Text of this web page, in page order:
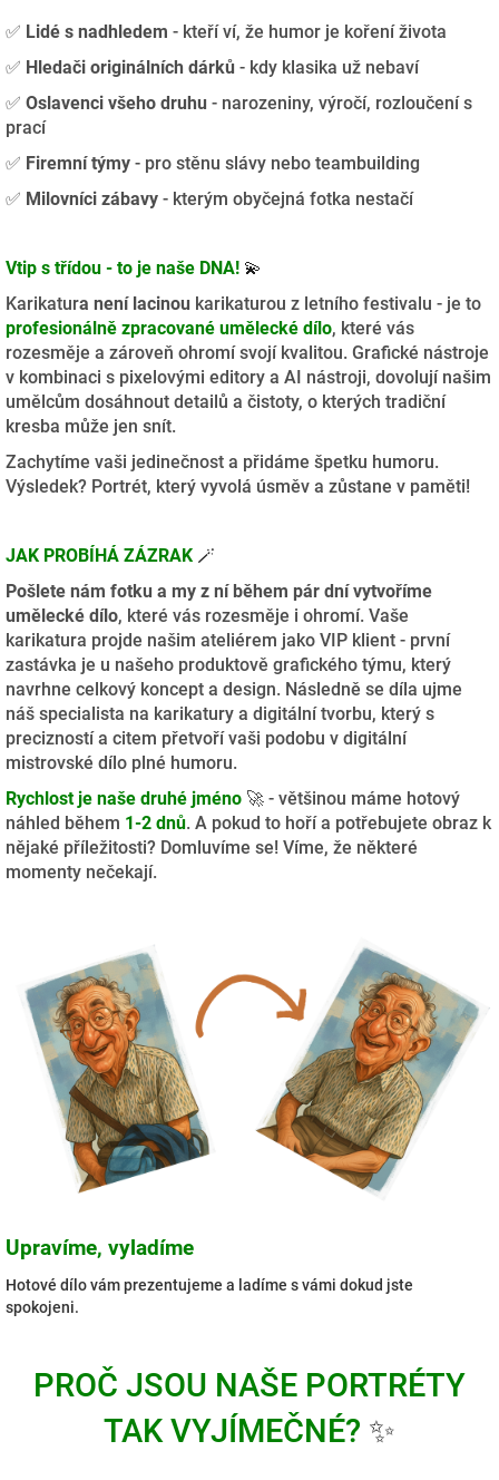
✅ Lidé s nadhledem - kteří ví, že humor je koření života
✅ Hledači originálních dárků - kdy klasika už nebaví
✅ Oslavenci všeho druhu - narozeniny, výročí, rozloučení s
prací
✅ Firemní týmy - pro stěnu slávy nebo teambuilding
✅ Milovníci zábavy - kterým obyčejná fotka nestačí
Vtip s třídou - to je naše DNA! 💫
Karikatura není lacinou karikaturou z letního festivalu - je to
profesionálně zpracované umělecké dílo, které vás
rozesměje a zároveň ohromí svojí kvalitou. Grafické nástroje
v kombinaci s pixelovými editory a AI nástroji, dovolují našim
umělcům dosáhnout detailů a čistoty, o kterých tradiční
kresba může jen snít.
Zachytíme vaši jedinečnost a přidáme špetku humoru.
Výsledek? Portrét, který vyvolá úsměv a zůstane v paměti!
JAK PROBÍHÁ ZÁZRAK 🪄
Pošlete nám fotku a my z ní během pár dní vytvoříme
umělecké dílo, které vás rozesměje i ohromí. Vaše
karikatura projde našim ateliérem jako VIP klient - první
zastávka je u našeho produktově grafického týmu, který
navrhne celkový koncept a design. Následně se díla ujme
náš specialista na karikatury a digitální tvorbu, který s
precizností a citem přetvoří vaši podobu v digitální
mistrovské dílo plné humoru.
Rychlost je naše druhé jméno 🚀 - většinou máme hotový
náhled během 1-2 dnů. A pokud to hoří a potřebujete obraz k
nějaké příležitosti? Domluvíme se! Víme, že některé
momenty nečekají.
Upravíme, vyladíme
Hotové dílo vám prezentujeme a ladíme s vámi dokud jste
spokojeni.
PROČ JSOU NAŠE PORTRÉTY
TAK VYJÍMEČNÉ? ✨